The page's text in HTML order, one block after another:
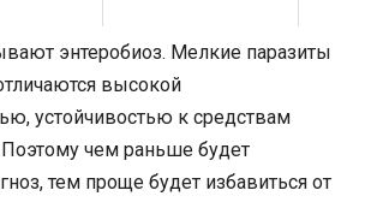
энтеробиоз. Мелкие паразиты
высокой
устойчивостью к средствам
чем раньше будет
тем проще будет избавиться от